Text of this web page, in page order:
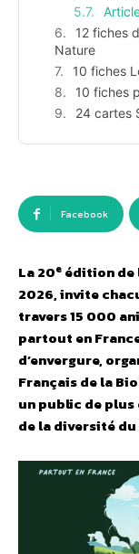
12 fiches
Nature
10 fiches
10 fiches
24 cartes
Facebook
La 20e édition de
2026, invite
travers15 000
partout en
d’envergure,
Français de la
un public de
de la diversité